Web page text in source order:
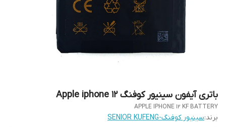
باتری آیفون سینیور کوفنگ Apple iphone 12
APPLE IPHONE 12 KF BATTERY
برند:سینیور کوفنگ-SENIOR KUFENG